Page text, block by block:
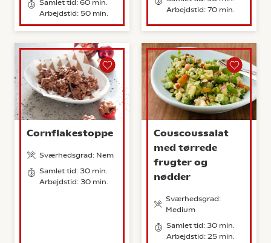
Samlet tid: 60 min.
Arbejdstid: 50 min.
Arbejdstid: 70 min.
Cornflakestoppe
Sværhedsgrad: Nem
Samlet tid: 30 min.
Arbejdstid: 30 min.
Couscoussalat
med tørrede
frugter og
nødder
Sværhedsgrad:
Medium
Samlet tid: 30 min.
Arbejdstid: 25 min.